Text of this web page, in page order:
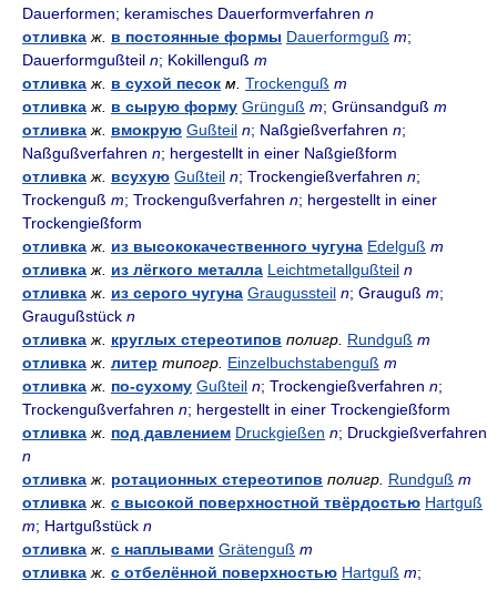
Dauerformen; keramisches Dauerformverfahren n
отливка ж. в постоянные формы Dauerformguß m;
Dauerformgußteil n; Kokillenguß m
отливка ж. в сухой песок м. Trockenguß m
отливка ж. в сырую форму Grünguß m; Grünsandguß m
отливка ж. вмокрую Gußteil n; Naßgießverfahren n;
Naßgußverfahren n; hergestellt in einer Naßgießform
отливка ж. всухую Gußteil n; Trockengießverfahren n;
Trockenguß m; Trockengußverfahren n; hergestellt in einer
Trockengießform
отливка ж. из высококачественного чугуна Edelguß m
отливка ж. из лёгкого металла Leichtmetallgußteil n
отливка ж. из серого чугуна Graugussteil n; Grauguß m;
Graugußstück n
отливка ж. круглых стереотипов полигр. Rundguß m
отливка ж. литер типогр. Einzelbuchstabenguß m
отливка ж. по-сухому Gußteil n; Trockengießverfahren n;
Trockengußverfahren n; hergestellt in einer Trockengießform
отливка ж. под давлением Druckgießen n; Druckgießverfahren
n
отливка ж. ротационных стереотипов полигр. Rundguß m
отливка ж. с высокой поверхностной твёрдостью Hartguß
m; Hartgußstück n
отливка ж. с наплывами Grätenguß m
отливка ж. с отбелённой поверхностью Hartguß m;